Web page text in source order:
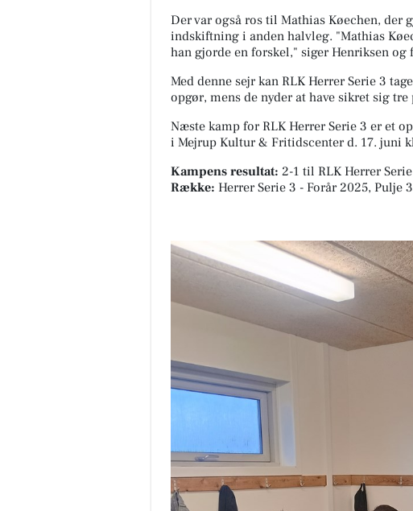
Der var også ros til Mathias Køechen,
indskiftning i anden halvleg. "Mathias
han gjorde en forskel," siger Henriksen
Med denne sejr kan RLK Herrer Serie 3
opgør, mens de nyder at have sikret sig
Næste kamp for RLK Herrer Serie 3 er et
i Mejrup Kultur & Fritidscenterd. 17. juni
Kampens resultat: 2-1 til RLK Herrer
Række: Herrer Serie 3 - Forår 2025, Pulje